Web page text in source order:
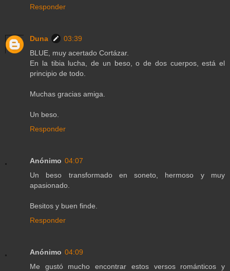
Responder
Duna
03:39
BLUE, muy acertado Cortázar.
En la tibia lucha, de un beso, o de dos cuerpos, está el
principio de todo.
Muchas gracias amiga.
Un beso.
Responder
Anónimo 04:07
Un beso transformado en soneto, hermoso y muy
apasionado.
Besitos y buen finde.
Responder
Anónimo 04:09
Me gustó mucho encontrar estos versos románticos y